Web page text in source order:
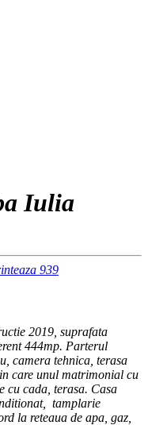
Iulia
939
2019, suprafata
444mp. Parterul
camera tehnica, terasa
care unul matrimonial cu
cu cada, terasa. Casa
tamplarie
la reteaua de apa, gaz,